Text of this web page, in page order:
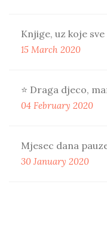
Knjige, uz koje
15 March 2020
⭐️ Draga djeco,
04 February 2020
Mjesec dana
30 January 2020